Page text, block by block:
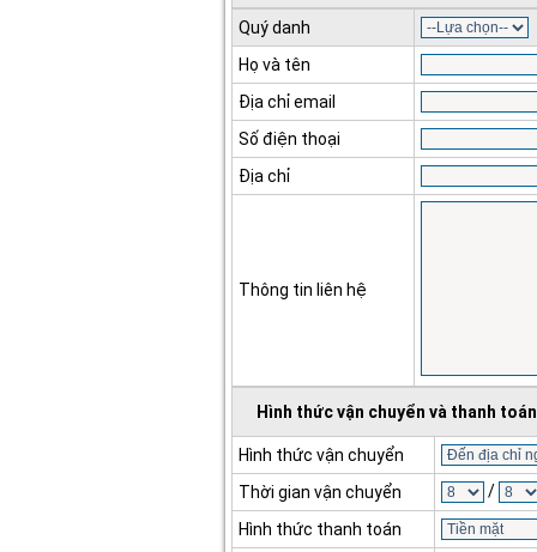
Quý danh
Họ và tên
Địa chỉ email
Số điện thoại
Địa chỉ
Thông tin liên hệ
Hình thức vận chuyển và thanh toán
Hình thức vận chuyển
Thời gian vận chuyển
/
Hình thức thanh toán